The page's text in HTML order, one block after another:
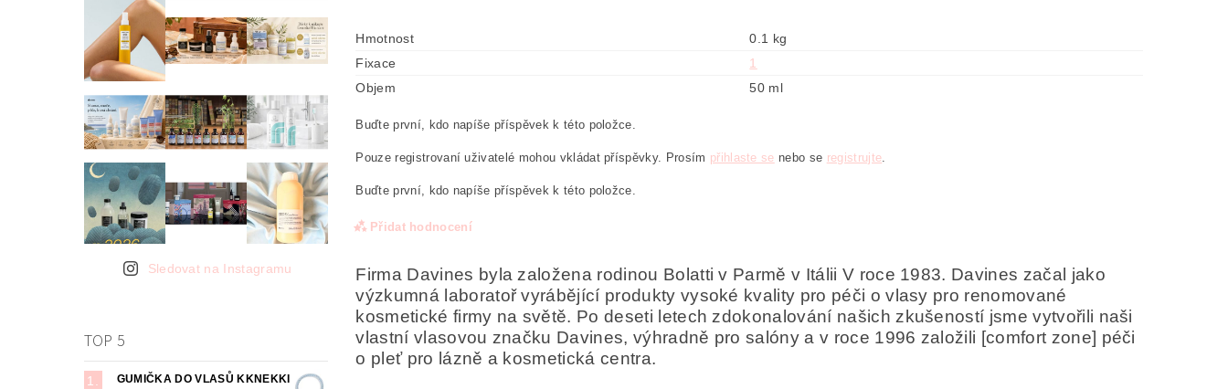
Sledovat na Instagramu
TOP 5
GUMIČKA DO VLASŮ KKNEKKI
Hmotnost
0.1 kg
Fixace
1
Objem
50 ml
Buďte první, kdo napíše příspěvek k této položce.
Pouze registrovaní uživatelé mohou vkládat příspěvky. Prosím přihlaste se nebo se registrujte.
Buďte první, kdo napíše příspěvek k této položce.
Přidat hodnocení
Firma Davines byla založena rodinou Bolatti v Parmě v Itálii V roce 1983. Davines začal jako
výzkumná laboratoř vyrábějící produkty vysoké kvality pro péči o vlasy pro renomované
kosmetické firmy na světě. Po deseti letech zdokonalování našich zkušeností jsme vytvořili naši
vlastní vlasovou značku Davines, výhradně pro salóny a v roce 1996 založili [comfort zone] péči
o pleť pro lázně a kosmetická centra.